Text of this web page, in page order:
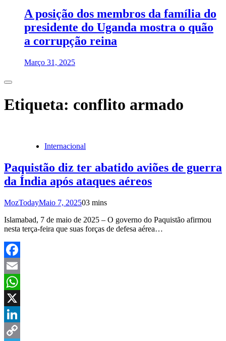
A posição dos membros da família do
presidente do Uganda mostra o quão
a corrupção reina
Março 31, 2025
Etiqueta: conflito armado
Internacional
Paquistão diz ter abatido aviões de guerra
da Índia após ataques aéreos
MozTodayMaio 7, 202503 mins
Islamabad, 7 de maio de 2025 – O governo do Paquistão afirmou
nesta terça-feira que suas forças de defesa aérea…
Facebook
Email
WhatsApp
X
LinkedIn